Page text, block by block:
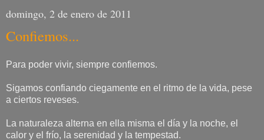
domingo, 2 de enero de 2011
Confiemos...
Para poder vivir, siempre confiemos.
Sigamos confiando ciegamente en el ritmo de la vida, pese
a ciertos reveses.
La naturaleza alterna en ella misma el día y la noche, el
calor y el frío, la serenidad y la tempestad.